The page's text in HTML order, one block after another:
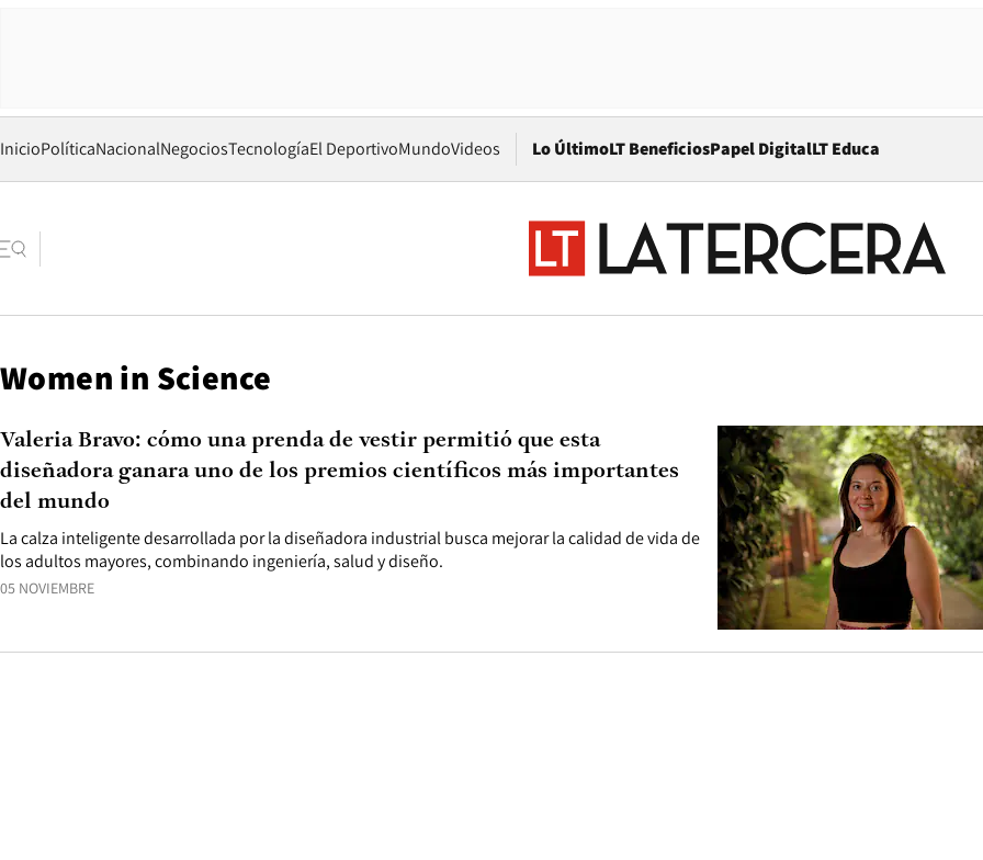
InicioPolíticaNacionalNegociosTecnologíaEl DeportivoMundoVideos Lo ÚltimoLT BeneficiosPapel DigitalOpens in new window
LT Educa
Women in Science
05 NOVIEMBRE
La calza inteligente desarrollada por la diseñadora industrial busca mejorar la calidad de vida de
los adultos mayores, combinando ingeniería, salud y diseño.
Valeria Bravo: cómo una prenda de vestir permitió que esta
diseñadora ganara uno de los premios científicos más importantes
del mundo